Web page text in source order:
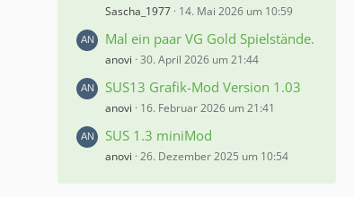
Sascha_1977 14. Mai 2026 um 10:59
Mal ein paar VG Gold Spielstände.
anovi 30. April 2026 um 21:44
SUS13 Grafik-Mod Version 1.03
anovi 16. Februar 2026 um 21:41
SUS 1.3 miniMod
anovi 26. Dezember 2025 um 10:54